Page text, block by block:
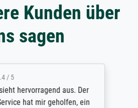
Kunden über
sagen
/ 5
hervorragend aus. Der
hat mir geholfen, ein